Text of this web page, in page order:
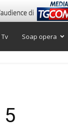
Soap opera